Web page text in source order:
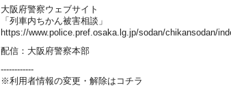
大阪府警察ウェブサイト
「列車内ちかん被害相談」
https://www.police.pref.osaka.lg.jp/sodan/chikansodan/
配信：大阪府警察本部
------------
※利用者情報の変更・解除はコチラ